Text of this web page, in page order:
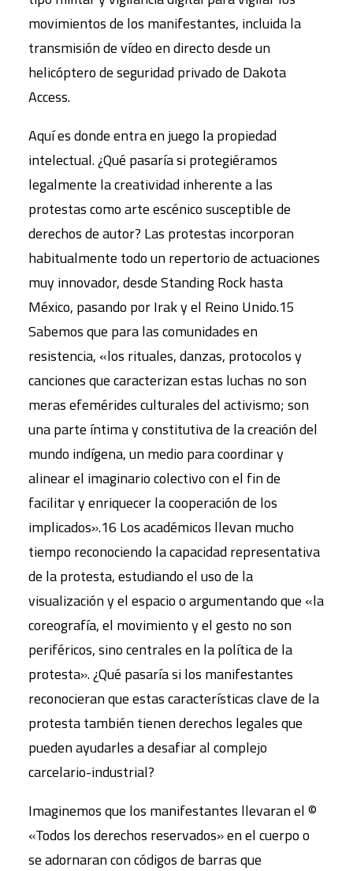
movimientos de los manifestantes, incluida la
transmisión de vídeo en directo desde un
helicóptero de seguridad privado de Dakota
Access.
Aquí es donde entra en juego la propiedad
intelectual. ¿Qué pasaría si protegiéramos
legalmente la creatividad inherente a las
protestas como arte escénico susceptible de
derechos de autor? Las protestas incorporan
habitualmente todo un repertorio de actuaciones
muy innovador, desde Standing Rock hasta
México, pasando por Irak y el Reino Unido.15
Sabemos que para las comunidades en
resistencia, «los rituales, danzas, protocolos y
canciones que caracterizan estas luchas no son
meras efemérides culturales del activismo; son
una parte íntima y constitutiva de la creación del
mundo indígena, un medio para coordinar y
alinear el imaginario colectivo con el fin de
facilitar y enriquecer la cooperación de los
implicados».16 Los académicos llevan mucho
tiempo reconociendo la capacidad representativa
de la protesta, estudiando el uso de la
visualización y el espacio o argumentando que «la
coreografía, el movimiento y el gesto no son
periféricos, sino centrales en la política de la
protesta». ¿Qué pasaría si los manifestantes
reconocieran que estas características clave de la
protesta también tienen derechos legales que
pueden ayudarles a desafiar al complejo
carcelario-industrial?
Imaginemos que los manifestantes llevaran el ©
«Todos los derechos reservados» en el cuerpo o
se adornaran con códigos de barras que